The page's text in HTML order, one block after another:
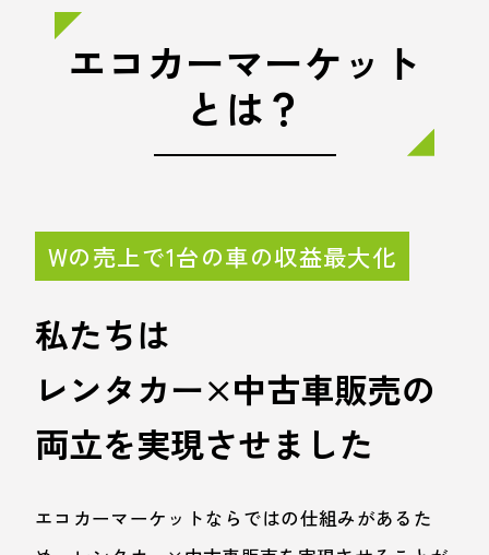
エコカーマーケット
とは？
Wの売上で1台の車の収益最大化
私たちは
レンタカー×中古車販売の
両立を実現させました
エコカーマーケットならではの仕組みがあるた